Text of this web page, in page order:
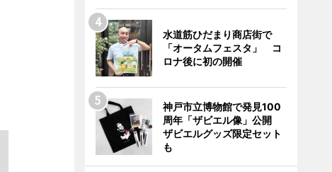
水道筋ひだまり商店街で
「オータムフェスタ」 コ
ロナ後に初の開催
神戸市立博物館で発見100
周年「ザビエル像」公開
ザビエルグッズ限定セット
も